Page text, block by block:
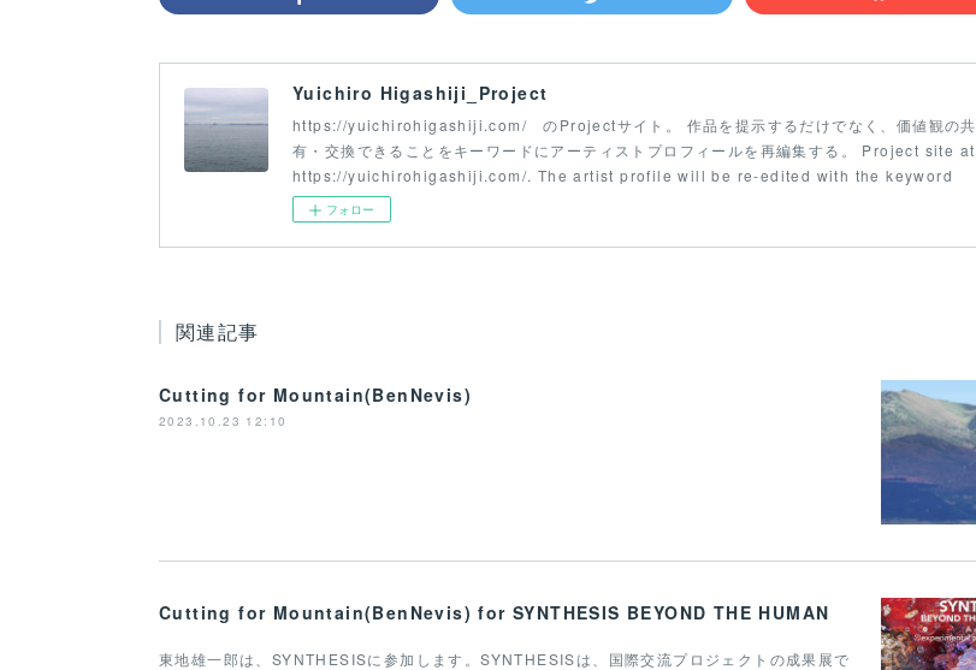
Yuichiro Higashiji_Project
https://yuichirohigashiji.com/ のProjectサイト。 作品を提示するだけでなく、価値観の共
有・交換できることをキーワードにアーティストプロフィールを再編集する。 Project site at
https://yuichirohigashiji.com/. The artist profile will be re-edited with the keyword
フォロー
関連記事
Cutting for Mountain(BenNevis)
2023.10.23 12:10
Cutting for Mountain(BenNevis) for SYNTHESIS BEYOND THE HUMAN
東地雄一郎は、SYNTHESISに参加します。SYNTHESISは、国際交流プロジェクトの成果展で